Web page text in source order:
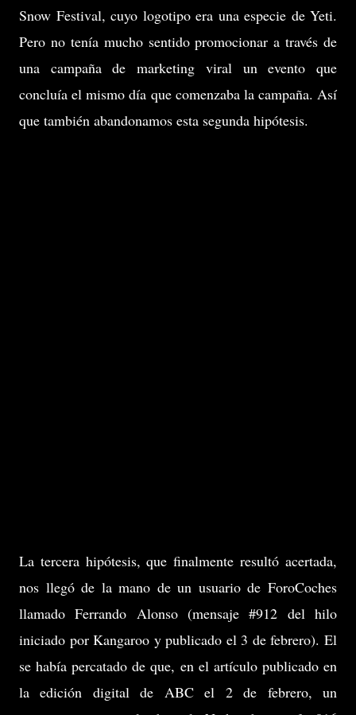
Snow Festival, cuyo logotipo era una especie de Yeti.
Pero no tenía mucho sentido promocionar a través de
una campaña de marketing viral un evento que
concluía el mismo día que comenzaba la campaña. Así
que también abandonamos esta segunda hipótesis.
La tercera hipótesis, que finalmente resultó acertada,
nos llegó de la mano de un usuario de ForoCoches
llamado Ferrando Alonso (mensaje #912 del hilo
iniciado por Kangaroo y publicado el 3 de febrero). El
se había percatado de que, en el artículo publicado en
la edición digital de ABC el 2 de febrero, un